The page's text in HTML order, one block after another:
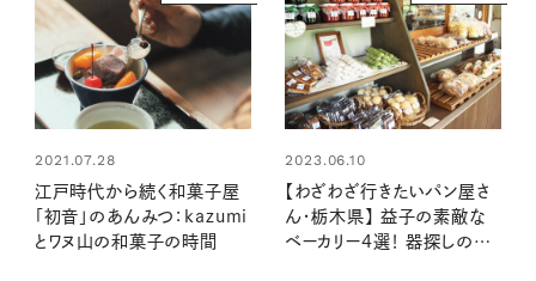
2021.07.28
江戸時代から続く和菓子屋
「初音」のあんみつ：kazumi
とワヌ山の和菓子の時間
2023.06.10
【わざわざ行きたいパン屋さ
ん・栃木県】 益子の素敵な
ベーカリー4選！ 器探しの途